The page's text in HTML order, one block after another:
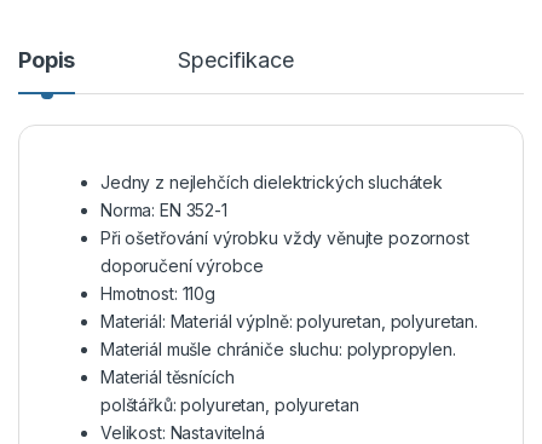
Popis Specifikace
Jedny z nejlehčích dielektrických sluchátek
Norma: EN 352-1
Při ošetřování výrobku vždy věnujte pozornost
doporučení výrobce
Hmotnost: 110g
Materiál: Materiál výplně: polyuretan, polyuretan.
Materiál mušle chrániče sluchu: polypropylen.
Materiál těsnících
polštářků: polyuretan, polyuretan
Velikost: Nastavitelná